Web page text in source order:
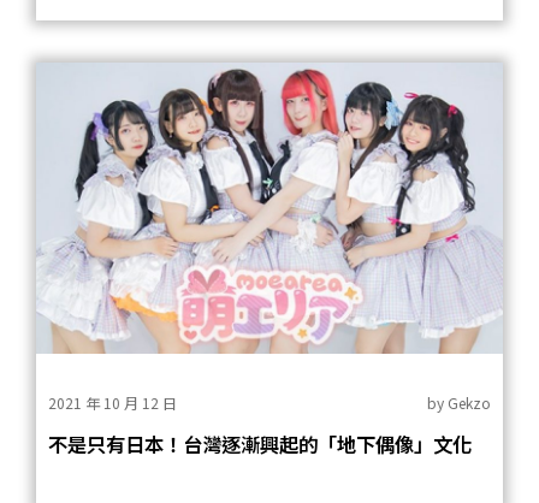
2021 年 10 月 12 日 by Gekzo
不是只有日本！台灣逐漸興起的「地下偶像」文化